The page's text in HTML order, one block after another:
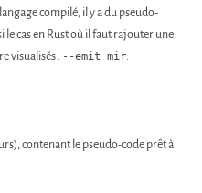
compilé, il y a du pseudo-
le cas en Rust où il faut rajouter une
visualisés : --emit mir.
contenant le pseudo-code prêt à